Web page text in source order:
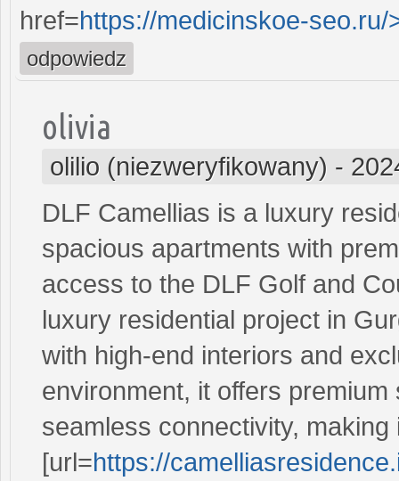
href=https://medicinskoe-seo.ru/
odpowiedz
olivia
olilio (niezweryfikowany) -
DLF Camellias is a luxury
spacious apartments with
access to the DLF Golf and
luxury residential project in
with high-end interiors and
environment, it offers
seamless connectivity,
[url=https://